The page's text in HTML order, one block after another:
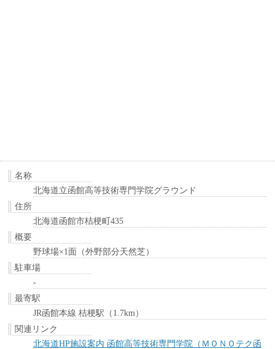
名称
北海道立函館高等技術専門学院グラウンド
住所
北海道函館市桔梗町435
概要
野球場×1面（外野部分天然芝）
駐車場
-
最寄駅
JR函館本線 桔梗駅（1.7km）
関連リンク
北海道HP施設案内 函館高等技術専門学院（ＭＯＮＯテク函